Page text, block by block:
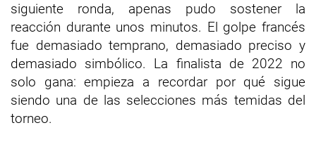
siguiente ronda, apenas pudo sostener la
reacción durante unos minutos. El golpe francés
fue demasiado temprano, demasiado preciso y
demasiado simbólico. La finalista de 2022 no
solo gana: empieza a recordar por qué sigue
siendo una de las selecciones más temidas del
torneo.